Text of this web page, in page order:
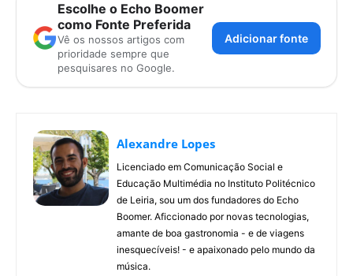
Escolhe o Echo Boomer
como Fonte Preferida
Vê os nossos artigos com
prioridade sempre que
pesquisares no Google.
Adicionar fonte
Alexandre Lopes
Licenciado em Comunicação Social e
Educação Multimédia no Instituto Politécnico
de Leiria, sou um dos fundadores do Echo
Boomer. Aficcionado por novas tecnologias,
amante de boa gastronomia - e de viagens
inesquecíveis! - e apaixonado pelo mundo da
música.